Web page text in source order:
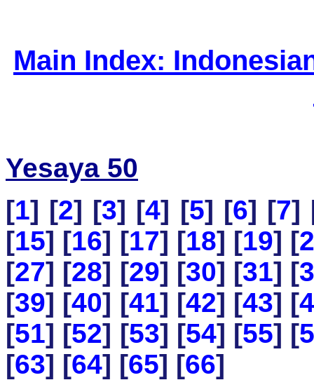
Main Index:
Yesaya 50
[1] [2] [3] [4] [5] [6] [7]
[15] [16] [17] [18] [19] [
[27] [28] [29] [30] [31] [
[39] [40] [41] [42] [43] [
[51] [52] [53] [54] [55] [
[63] [64] [65] [66]